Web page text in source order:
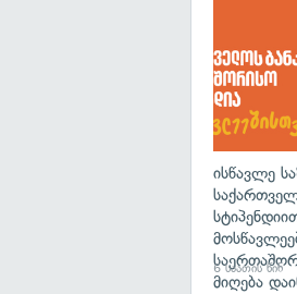
ისწავლე
მიღება
6 საათის წინ